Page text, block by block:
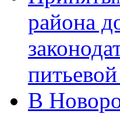
района
В